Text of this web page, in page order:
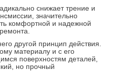
снижает трение и
значительно
комфортной и надежной
другой принцип действия.
материалу и с его
поверхностям деталей,
но прочный